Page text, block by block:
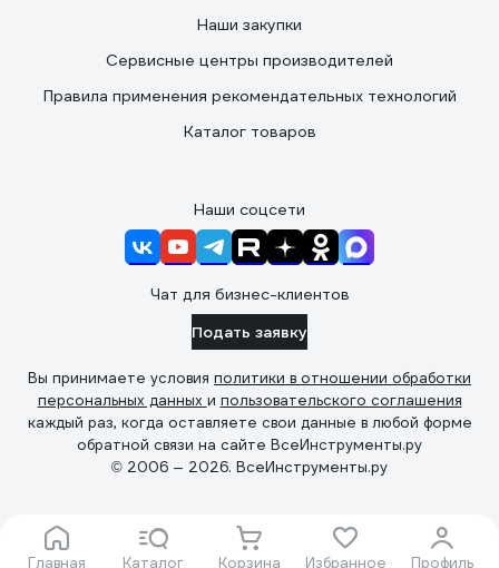
Главная Каталог Корзина Избранное Профиль
Наши закупки
Сервисные центры производителей
Правила применения рекомендательных технологий
Каталог товаров
Наши соцсети
Чат для бизнес-клиентов
Подать заявку
Вы принимаете условия политики в отношении обработки
персональных данных и пользовательского соглашения
каждый раз, когда оставляете свои данные в любой форме
обратной связи на сайте ВсеИнструменты.ру
© 2006 — 2026. ВсеИнструменты.ру